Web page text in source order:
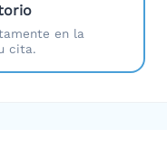
en la
cita.